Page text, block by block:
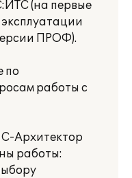
(на первые
ПРОФ).
по
работы с
Архитектор
работы: